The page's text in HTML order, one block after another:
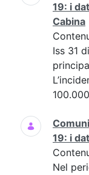
19: i
Cabina
Iss 31
19: i
Nel